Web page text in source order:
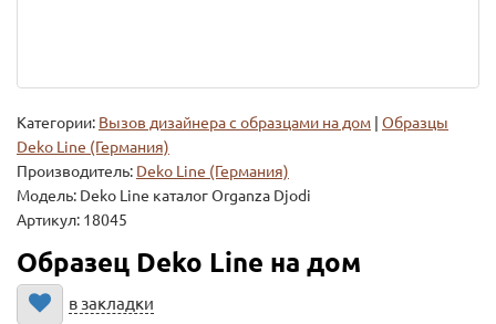
Категории: Вызов дизайнера с образцами на дом
Образцы
Deko Line (Германия)
Производитель: Deko Line (Германия)
Модель: Deko Line каталог Organza Djodi
Артикул: 18045
Образец Deko Line на дом
в закладки